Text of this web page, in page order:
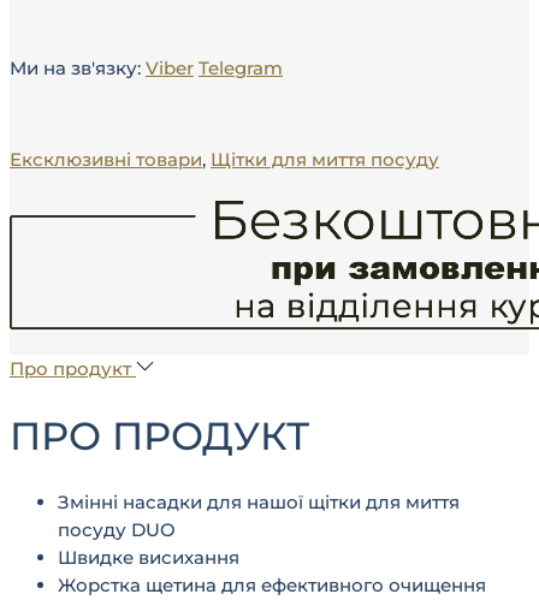
Ми на зв'язку: Viber Telegram
Ексклюзивні товари, Щітки для миття посуду
Про продукт
ПРО ПРОДУКТ
Змінні насадки для нашої щітки для миття
посуду DUO
Швидке висихання
Жорстка щетина для ефективного очищення